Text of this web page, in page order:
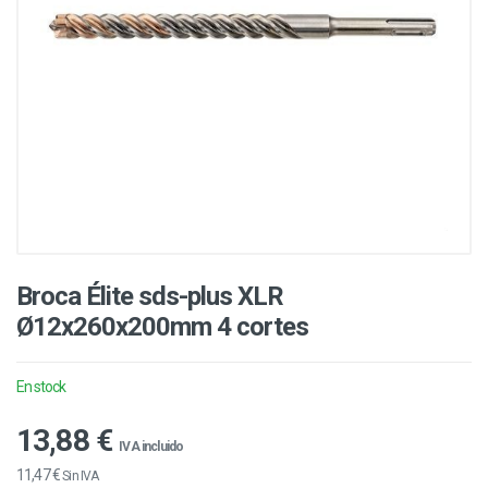
Broca Élite sds-plus XLR
Ø12x260x200mm 4 cortes
En stock
13,88 € IVA incluido
11,47 €Sin IVA